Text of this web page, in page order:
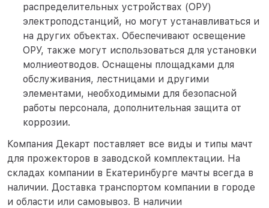
распределительных устройствах (ОРУ)
электроподстанций, но могут устанавливаться и
на других объектах. Обеспечивают освещение
ОРУ, также могут использоваться для установки
молниеотводов. Оснащены площадками для
обслуживания, лестницами и другими
элементами, необходимыми для безопасной
работы персонала, дополнительная защита от
коррозии.
Компания Декарт поставляет все виды и типы мачт
для прожекторов в заводской комплектации. На
складах компании в Екатеринбурге мачты всегда в
наличии. Доставка транспортом компании в городе
и области или самовывоз. В наличии